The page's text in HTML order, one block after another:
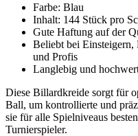
Farbe: Blau
Inhalt: 144 Stück pro
Gute Haftung auf der
Beliebt bei
und Profis
Langlebig und
Diese Billardkreide sorgt für
Ball, um kontrollierte und
sie für alle Spielniveaus
Turnierspieler.